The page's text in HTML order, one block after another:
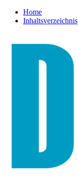
Home
Inhaltsverzeichnis